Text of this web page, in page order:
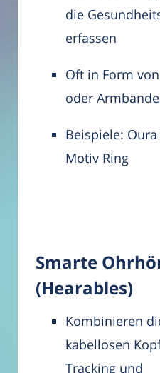
die
erfassen
Oft in Form
oder
Beispiele:
Motiv Ring
Smarte
(Hearables)
Kombinieren
kabellosen
Tracking und